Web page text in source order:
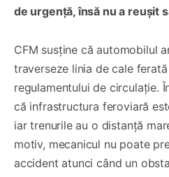
de urgență, însă nu a reușit
CFM susține că automobilul
traverseze linia de cale
regulamentului de circulație.
că infrastructura feroviară
iar trenurile au o distanță
motiv, mecanicul nu poate
accident atunci când un